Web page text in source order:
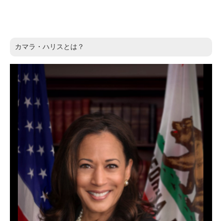
カマラ・ハリスとは？